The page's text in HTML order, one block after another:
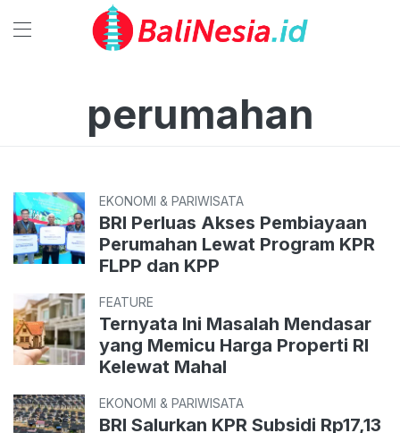
perumahan
EKONOMI & PARIWISATA
BRI Perluas Akses Pembiayaan
Perumahan Lewat Program KPR
FLPP dan KPP
FEATURE
Ternyata Ini Masalah Mendasar
yang Memicu Harga Properti RI
Kelewat Mahal
EKONOMI & PARIWISATA
BRI Salurkan KPR Subsidi Rp17,13